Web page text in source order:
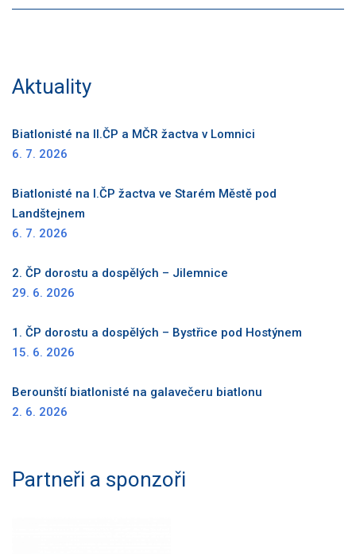
Aktuality
Biatlonisté na II.ČP a MČR žactva v Lomnici
6. 7. 2026
Biatlonisté na I.ČP žactva ve Starém Městě pod
Landštejnem
6. 7. 2026
2. ČP dorostu a dospělých – Jilemnice
29. 6. 2026
1. ČP dorostu a dospělých – Bystřice pod Hostýnem
15. 6. 2026
Berounští biatlonisté na galavečeru biatlonu
2. 6. 2026
Partneři a sponzoři